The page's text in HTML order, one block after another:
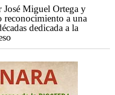
Miguel Ortega y
reconocimiento a una
dedicada a la